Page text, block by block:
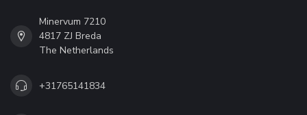
Minervum 7210
4817 ZJ Breda
The Netherlands
+31765141834